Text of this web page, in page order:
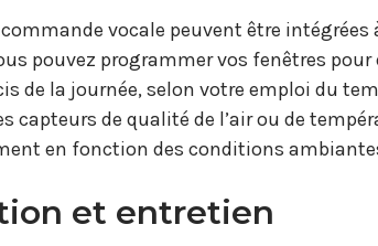
vocale peuvent être
pouvez programmer vos fenêtres pour
de la journée, selon votre emploi du
capteurs de qualité de l’air ou de
en fonction des conditions
et entretien